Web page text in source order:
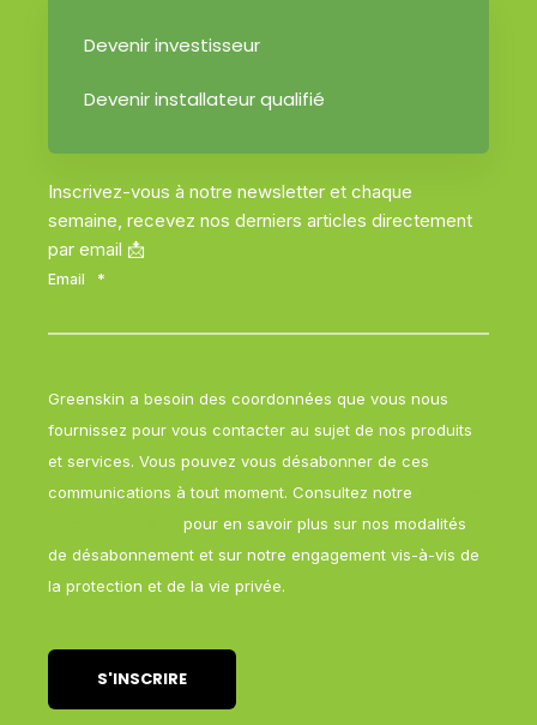
Devenir investisseur
Devenir installateur qualifié
Inscrivez-vous à notre newsletter et chaque
semaine, recevez nos derniers articles directement
par email 📩
Email *
Greenskin a besoin des coordonnées que vous nous
fournissez pour vous contacter au sujet de nos produits
et services. Vous pouvez vous désabonner de ces
communications à tout moment. Consultez notre
pour en savoir plus sur nos modalités
de désabonnement et sur notre engagement vis-à-vis de
la protection et de la vie privée.